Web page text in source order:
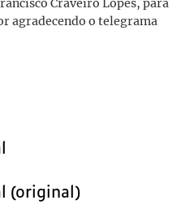
Craveiro Lopes, para
agradecendo o telegrama
(original)